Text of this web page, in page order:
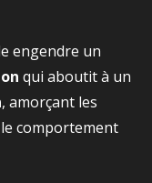
engendre un
qui aboutit à un
, amorçant les
comportement